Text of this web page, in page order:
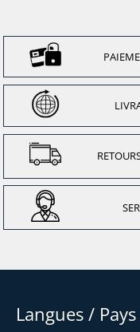
Langues / Pays